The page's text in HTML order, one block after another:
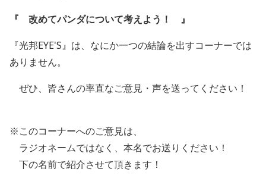
『 改めてパンダについて考えよう！ 』
『光邦EYE'S』は、なにか一つの結論を出すコーナーでは
ありません。
ぜひ、皆さんの率直なご意見・声を送ってください！
※このコーナーへのご意見は、
ラジオネームではなく、本名でお送りください！
下の名前で紹介させて頂きます！